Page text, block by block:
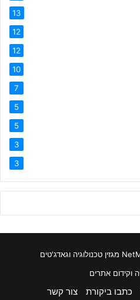
13
12
12
10
7
5
5
3
3
כתבו ביקורת צור קשר